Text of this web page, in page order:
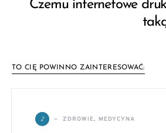
Czemu internetowe
TO CIĘ POWINNO ZAINTERESOWAĆ:
Z ZDROWIE, MEDYCYNA